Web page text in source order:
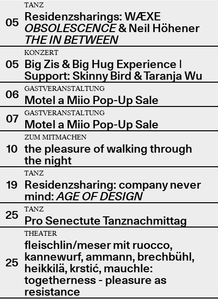
05
TANZ
Residenzsharings: WÆXE
OBSOLESCENCE& Neil Höhener
THE IN BETWEEN
05
KONZERT
Big Zis & Big Hug Experience |
Support: Skinny Bird & Taranja Wu
06
GASTVERANSTALTUNG
Motel a Miio Pop-Up Sale
07
GASTVERANSTALTUNG
Motel a Miio Pop-Up Sale
10
ZUM MITMACHEN
the pleasure of walking through
the night
19
TANZ
Residenzsharing: company never
mind:AGE OF DESIGN
25
TANZ
Pro Senectute Tanznachmittag
25
THEATER
fleischlin/meser mit ruocco,
kannewurf, ammann, brechbühl,
heikkilä, krstić, mauchle:
togetherness - pleasure as
resistance